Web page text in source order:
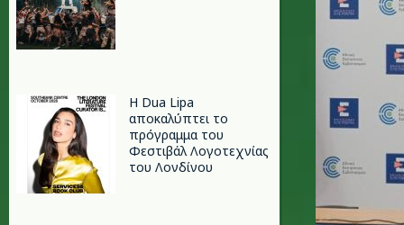
Η Dua Lipa
αποκαλύπτει το
πρόγραμμα του
Φεστιβάλ Λογοτεχνίας
του Λονδίνου